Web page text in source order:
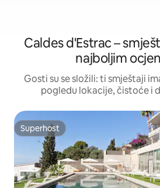
Caldes d'Estrac –
najboljim
Gosti su se složili: ti smještaji
pogledu lokacije, čistoće i
Superhost
Superhost